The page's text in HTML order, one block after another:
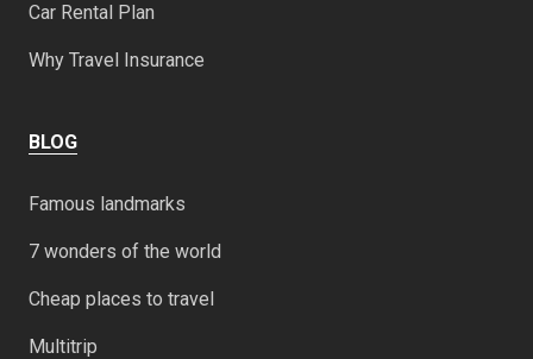
Car Rental Plan
Why Travel Insurance
BLOG
Famous landmarks
7 wonders of the world
Cheap places to travel
Multitrip